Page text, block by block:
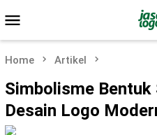
to
contentMenu
Home Artikel
Simbolisme
Desain Logo